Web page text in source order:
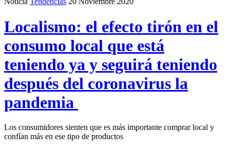
Localismo: el efecto tirón en el
consumo local que está
teniendo ya y seguirá teniendo
después del coronavirus la
pandemia
Los consumidores sienten que es más importante comprar local y
confían más en ese tipo de productos